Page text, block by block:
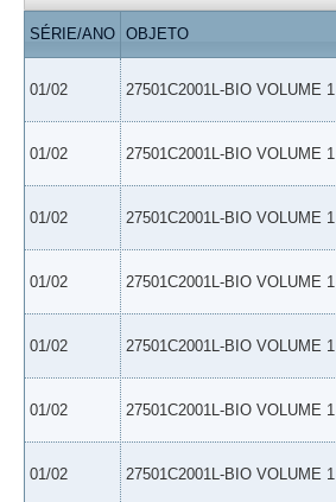
SÉRIE/ANO OBJETO
01/02 27501C2001L-BIO VOLUME 1
01/02 27501C2001L-BIO VOLUME 1
01/02 27501C2001L-BIO VOLUME 1
01/02 27501C2001L-BIO VOLUME 1
01/02 27501C2001L-BIO VOLUME 1
01/02 27501C2001L-BIO VOLUME 1
01/02 27501C2001L-BIO VOLUME 1